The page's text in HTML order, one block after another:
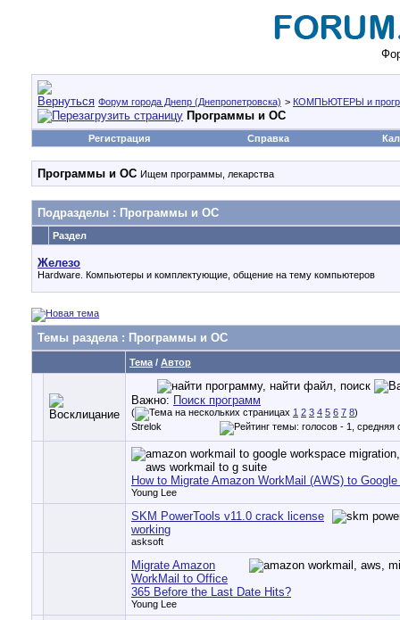
Форум города Днепр (Днепропетровска) > КОМПЬЮТЕРЫ и
Программы и ОС
Регистрация Справка
Программы и ОС Ищем программы, лекарства
Подразделы : Программы и ОС
Раздел
Железо
Нardware. Компьютеры и комплектующие, общение на тему компьютеров
Темы раздела: Программы и ОС
Тема / Автор
Важно: Поиск программ
( 1 2 3 4 5 6 7 8)
Strelok
How to Migrate Amazon WorkMail (AWS) to
Young Lee
SKM PowerTools v11.0 crack license
working
asksoft
Migrate Amazon
WorkMail to Office
365 Before the Last Date Hits?
Young Lee